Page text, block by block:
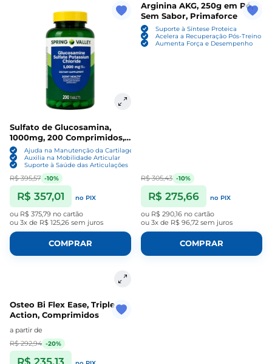
Sulfato de Glucosamina,
1000mg, 200 Comprimidos,
Spring Valley
Ajuda na Manutenção da Cartilagem
Auxilia na Mobilidade Articular
Suporte à Saúde das Articulações
R$ 395,57 -10%
R$ 357,01 no PIX
ou R$ 375,79 no cartão
ou 3x de R$ 125,26 sem juros
COMPRAR
Arginina AKG, 250g em Pó,
Sem Sabor, Primaforce
Suporte à Síntese Proteica
Acelera a Recuperação Pós-Treino
Aumenta Força e Desempenho
R$ 305,43 -10%
R$ 275,66 no PIX
ou R$ 290,16 no cartão
ou 3x de R$ 96,72 sem juros
COMPRAR
Osteo Bi Flex Ease, Triple
Action, Comprimidos
a partir de
R$ 292,94 -20%
R$ 235,13